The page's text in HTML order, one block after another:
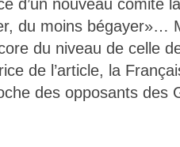
d’un nouveau comité
du moins bégayer»…
du niveau de celle
de l’article, la
des opposants des